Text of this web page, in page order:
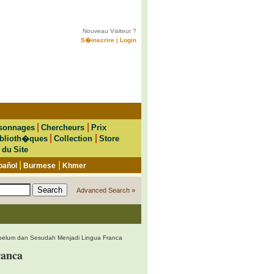
Nouveau Visiteur ?
S�inscrire | Login
|Chercheurs |Prix
|Collection
Store
du Site
|Burmese Khmer
Advanced Search »
dan Sesudah Menjadi Lingua Franca